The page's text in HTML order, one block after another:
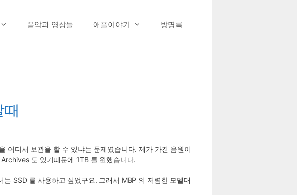
음악과 영상들 애플이야기 방명록
어디서 보관을 할 수 있냐는 문제였습니다. 제가 가진 음원이
도 있기때문에 1TB 를 원했습니다.
SSD 를 사용하고 싶었구요. 그래서 MBP 의 저렴한 모델대